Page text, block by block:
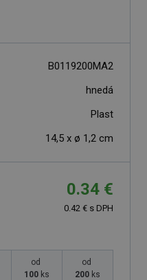
B0119200MA2
hnedá
Plast
14,5 x ø 1,2 cm
0.34 €
0.42 € s DPH
od
100 ks
od
200 ks